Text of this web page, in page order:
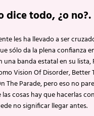
dice todo, ¿o no?.
les ha llevado a ser
sólo da la plena confianza
banda estatal en su
Vision Of Disorder,
The Parade, pero eso no
cosas hay que hacerlas
no significar llegar antes.